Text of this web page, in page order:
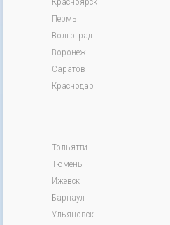
Пермь
Волгоград
Воронеж
Саратов
Краснодар
Тольятти
Тюмень
Ижевск
Барнаул
Ульяновск